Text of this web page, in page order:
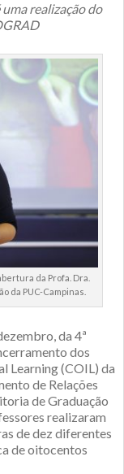
realização do
da Profa. Dra.
da PUC-Campinas.
da 4ª
dos
Learning (COIL) da
de Relações
de Graduação
realizaram
de dez diferentes
de oitocentos